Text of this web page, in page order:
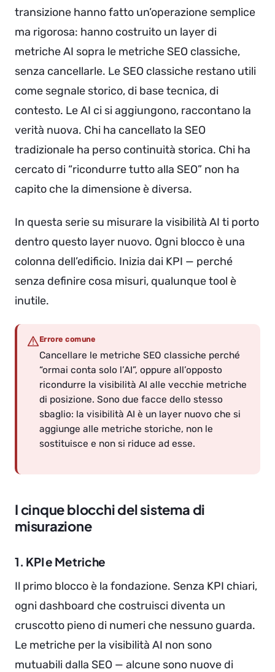
transizione hanno fatto un’operazione semplice
ma rigorosa: hanno costruito un layer di
metriche AI sopra le metriche SEO classiche,
senza cancellarle. Le SEO classiche restano utili
come segnale storico, di base tecnica, di
contesto. Le AI ci si aggiungono, raccontano la
verità nuova. Chi ha cancellato la SEO
tradizionale ha perso continuità storica. Chi ha
cercato di “ricondurre tutto alla SEO” non ha
capito che la dimensione è diversa.
In questa serie su misurare la visibilità AI ti porto
dentro questo layer nuovo. Ogni blocco è una
colonna dell’edificio. Inizia dai KPI — perché
senza definire cosa misuri, qualunque tool è
inutile.
Errore comune
Cancellare le metriche SEO classiche perché
“ormai conta solo l’AI”, oppure all’opposto
ricondurre la visibilità AI alle vecchie metriche
di posizione. Sono due facce dello stesso
sbaglio: la visibilità AI è un layer nuovo che si
aggiunge alle metriche storiche, non le
sostituisce e non si riduce ad esse.
I cinque blocchi del sistema di
misurazione
1. KPI e Metriche
Il primo blocco è la fondazione. Senza KPI chiari,
ogni dashboard che costruisci diventa un
cruscotto pieno di numeri che nessuno guarda.
Le metriche per la visibilità AI non sono
mutuabili dalla SEO — alcune sono nuove di